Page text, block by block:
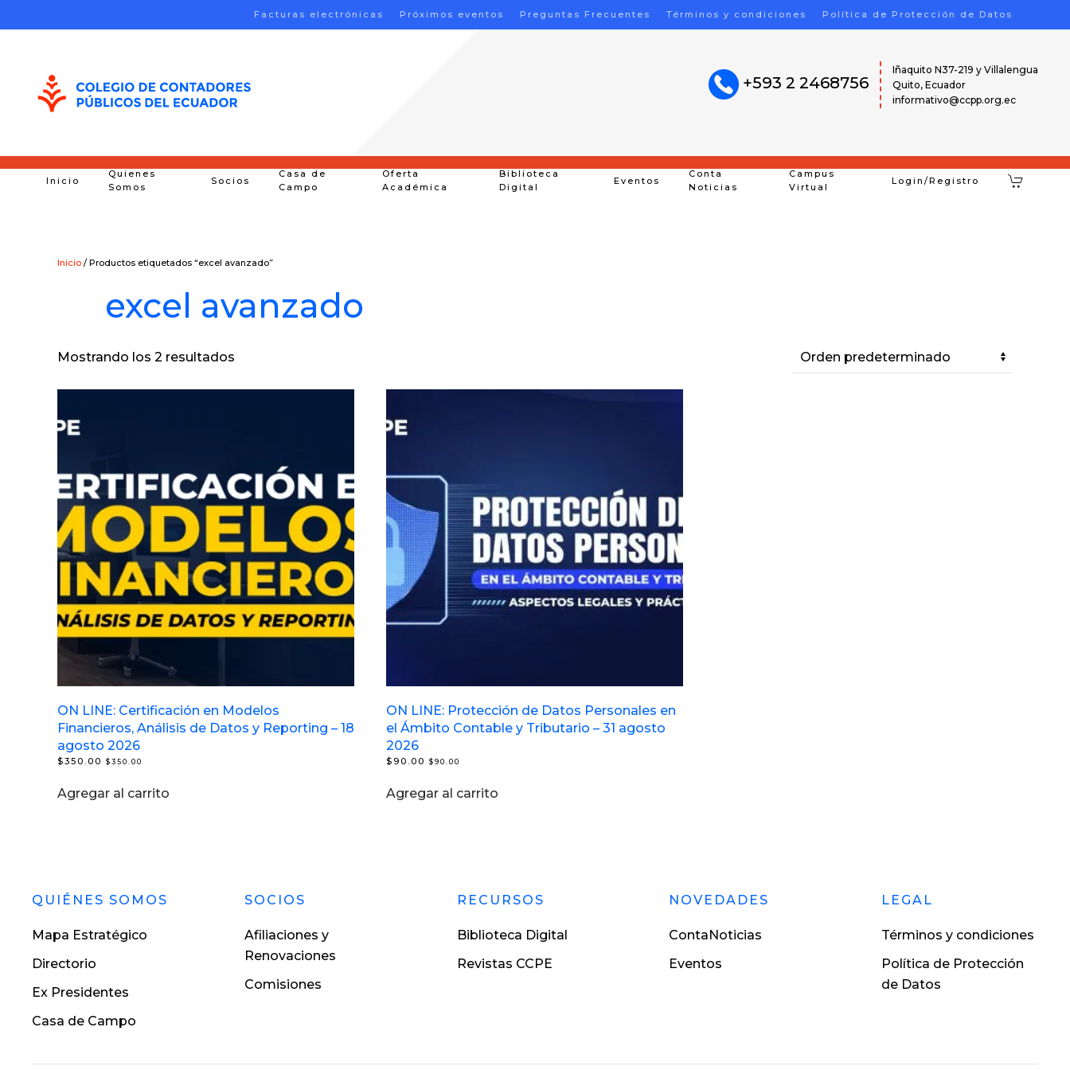
Facturas electrónicas Próximos eventos Preguntas Frecuentes Términos y condiciones Política de Protección de Datos
+593 2 2468756
Iñaquito N37-219 y Villalengua
Quito, Ecuador
informativo@ccpp.org.ec
Inicio
Quienes
Somos
Socios
Casa de
Campo
Oferta
Académica
Biblioteca
Digital
Eventos
Conta
Noticias
Campus
Virtual
Login/Registro
Inicio / Productos etiquetados “excel avanzado”
excel avanzado
Mostrando los 2 resultados
ON LINE: Certificación en Modelos
Financieros, Análisis de Datos y Reporting – 18
agosto 2026
$350.00 $350.00
Agregar al carrito
ON LINE: Protección de Datos Personales en
el Ámbito Contable y Tributario – 31 agosto
2026
$90.00 $90.00
Agregar al carrito
QUIÉNES SOMOS
Mapa Estratégico
Directorio
Ex Presidentes
Casa de Campo
SOCIOS
Afiliaciones y
Renovaciones
Comisiones
RECURSOS
Biblioteca Digital
Revistas CCPE
NOVEDADES
ContaNoticias
Eventos
LEGAL
Términos y condiciones
Política de Protección
de Datos